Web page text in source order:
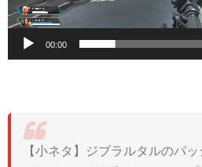
ー
00:00
【小ネタ】ジブラルタルのパ